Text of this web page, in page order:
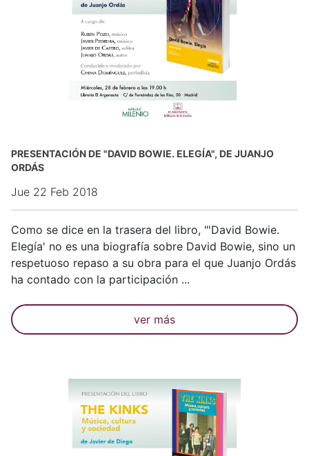
PRESENTACIÓN DE "DAVID BOWIE. ELEGÍA", DE JUANJO
ORDÁS
Jue 22 Feb 2018
Como se dice en la trasera del libro, "'David Bowie.
Elegía' no es una biografía sobre David Bowie, sino un
respetuoso repaso a su obra para el que Juanjo Ordás
ha contado con la participación ...
ver más